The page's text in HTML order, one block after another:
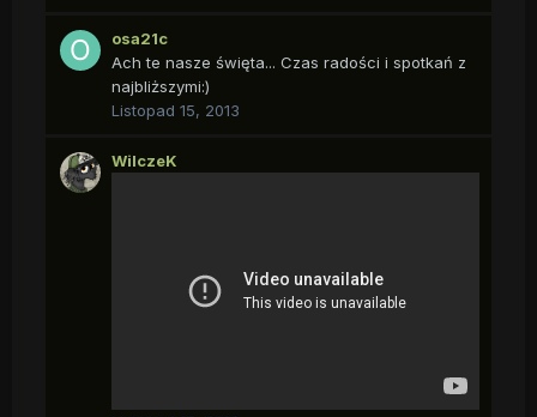
osa21c
Ach te nasze święta... Czas radości i spotkań z
najbliższymi:)
Listopad 15, 2013
WilczeK